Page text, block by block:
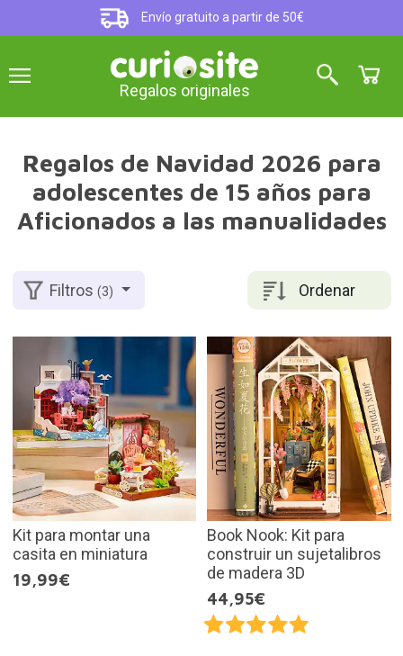
Envío gratuito a partir de 50€
Regalos originales
Regalos de Navidad 2026 para
adolescentes de 15 años para
Aficionados a las manualidades
Ordenar
Filtros(3)
Kit para montar una
casita en miniatura
19,99€
Book Nook: Kit para
construir un sujetalibros
de madera 3D
44,95€